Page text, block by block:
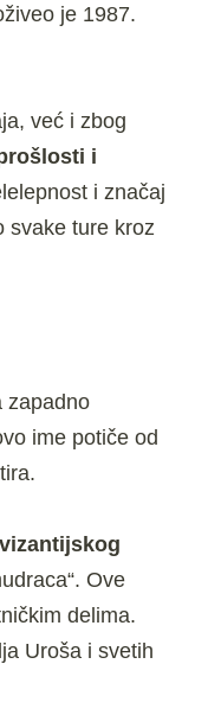
je 1987.
već i zbog
i
i značaj
svake ture kroz
zapadno
ime potiče od
vizantijskog
Ove
delima.
Uroša i svetih